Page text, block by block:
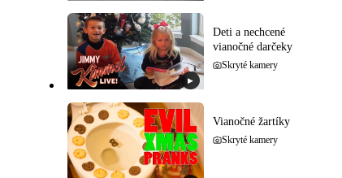
▶
Deti a nechcené
vianočné darčeky
Skryté kamery
Vianočné žartíky
Skryté kamery